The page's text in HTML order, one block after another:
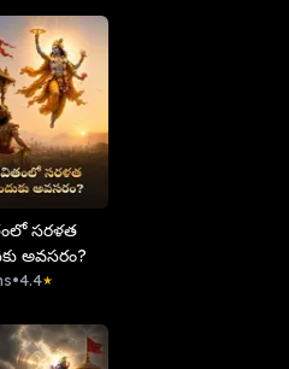
సరళత
అవసరం?
•4.4★